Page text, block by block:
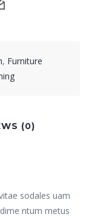
, Furniture
(0)
sodales uam
ntum metus